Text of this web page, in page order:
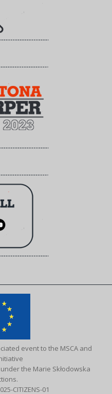
event to the MSCA and
the Marie Skłodowska
CITIZENS-01